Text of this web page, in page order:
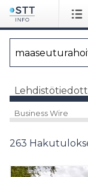
Business Wire
263